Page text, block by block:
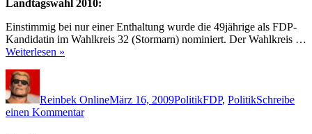
Landtagswahl 2010:
Einstimmig bei nur einer Enthaltung wurde die 49jährige als FDP-
Kandidatin im Wahlkreis 32 (Stormarn) nominiert. Der Wahlkreis …
Weiterlesen »
Reinbek OnlineMärz 16, 2009PolitikFDP, PolitikSchreibe
einen Kommentarzu